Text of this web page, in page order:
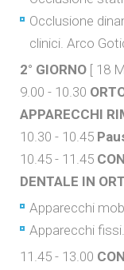
Occlusione
clinici. Arco
2° GIORNO [ 18
9.00 - 10.30
APPARECCHI
10.30 - 10.45
10.45 - 11.45
DENTALE IN
Apparecchi
Apparecchi fissi.
11.45 - 13.00